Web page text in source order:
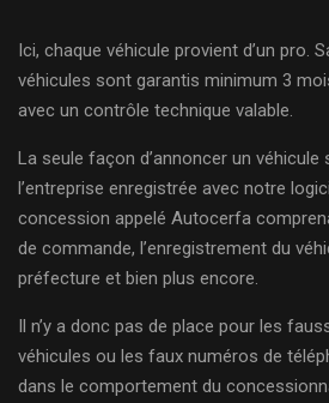
Ici, chaque véhicule provient d’un pro.
véhicules sont garantis minimum 3
avec un contrôle technique valable.
La seule façon d’annoncer un véhicule
l’entreprise enregistrée avec notre
concession appelé Autocerfa
de commande, l’enregistrement du
préfecture et bien plus encore.
Il n’y a donc pas de place pour les
véhicules ou les faux numéros de
dans le comportement du